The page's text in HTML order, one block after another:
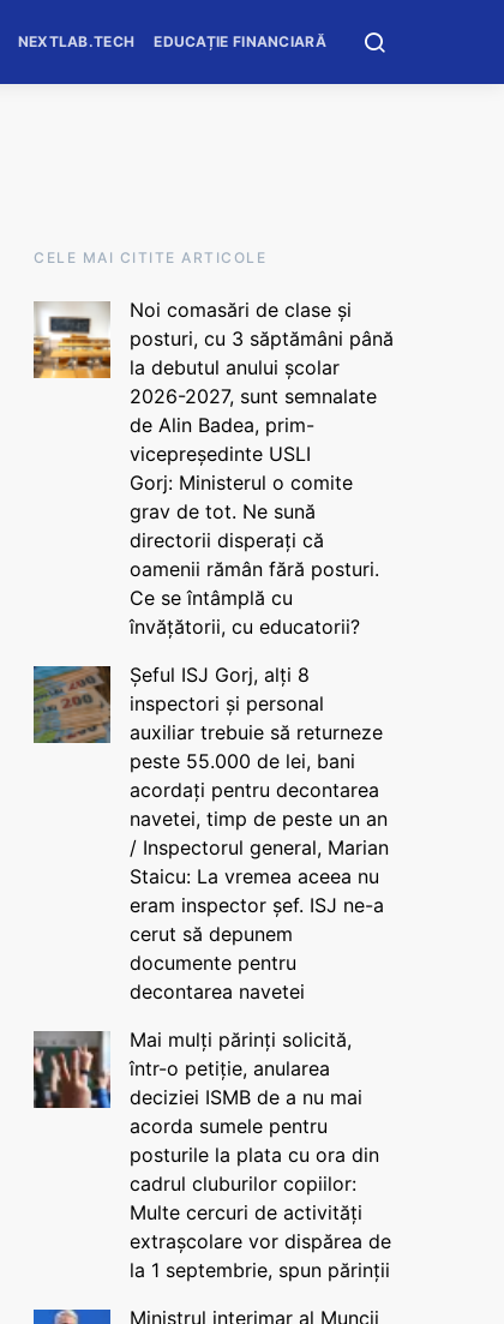
NEXTLAB.TECH EDUCAȚIE FINANCIARĂ
CELE MAI CITITE ARTICOLE
Noi comasări de clase și
posturi, cu 3 săptămâni până
la debutul anului școlar
2026-2027, sunt semnalate
de Alin Badea, prim-
vicepreședinte USLI
Gorj: Ministerul o comite
grav de tot. Ne sună
directorii disperați că
oamenii rămân fără posturi.
Ce se întâmplă cu
învățătorii, cu educatorii?
Șeful ISJ Gorj, alți 8
inspectori și personal
auxiliar trebuie să returneze
peste 55.000 de lei, bani
acordați pentru decontarea
navetei, timp de peste un an
/ Inspectorul general, Marian
Staicu: La vremea aceea nu
eram inspector șef. ISJ ne-a
cerut să depunem
documente pentru
decontarea navetei
Mai mulți părinți solicită,
într-o petiție, anularea
deciziei ISMB de a nu mai
acorda sumele pentru
posturile la plata cu ora din
cadrul cluburilor copiilor:
Multe cercuri de activități
extrașcolare vor dispărea de
la 1 septembrie, spun părinții
Ministrul interimar al Muncii